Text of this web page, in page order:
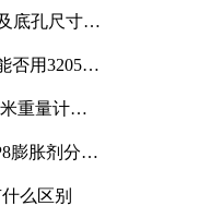
底孔尺寸详
否用3205或
重量计算
膨胀剂分别
么区别